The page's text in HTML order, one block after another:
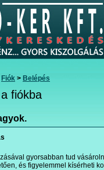
Fiók > Belépés
fiókba
gyorsabban tud
és figyelemmel kísérheti